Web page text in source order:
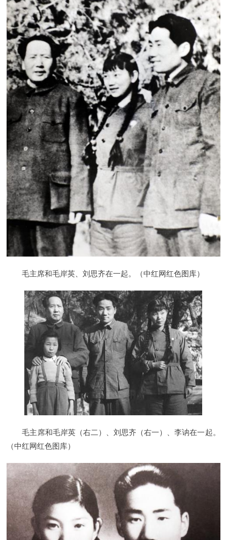
毛主席和毛岸英、刘思齐在一起。（中红网红色图库）
毛主席和毛岸英（右二）、刘思齐（右一）、李讷在一起。
（中红网红色图库）